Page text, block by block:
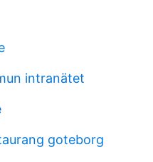
intranätet
goteborg